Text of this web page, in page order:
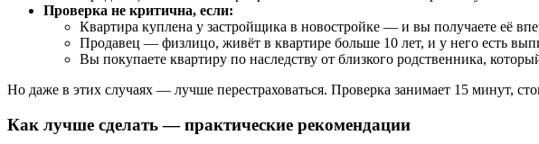
Проверка не критична, если:
Квартира куплена у застройщика в новостройке — и вы получаете её
Продавец — физлицо, живёт в квартире больше 10 лет, и у него есть
Вы покупаете квартиру по наследству от близкого родственника,
Но даже в этих случаях — лучше перестраховаться. Проверка занимает 15 минут,
Как лучше сделать — практические рекомендации